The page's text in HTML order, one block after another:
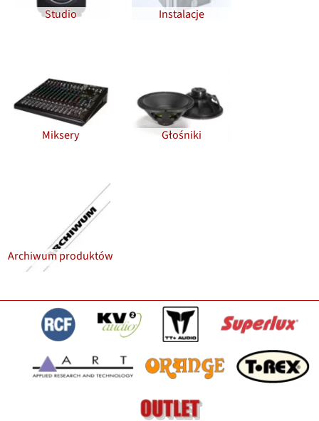
Studio Instalacje
Miksery Głośniki
Archiwum produktów